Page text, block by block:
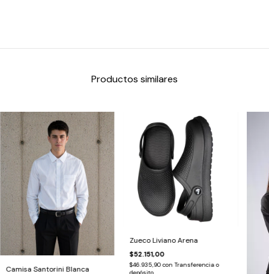
Productos similares
Camisa Santorini Blanca
Zueco Liviano Arena
$52.151,00
$46.935,90con Transferencia o